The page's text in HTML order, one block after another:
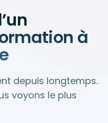
à
depuis longtemps.
voyons le plus